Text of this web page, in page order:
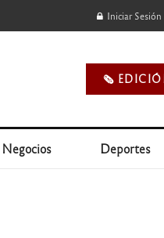
Iniciar Sesión
🗞️
Negocios Deportes